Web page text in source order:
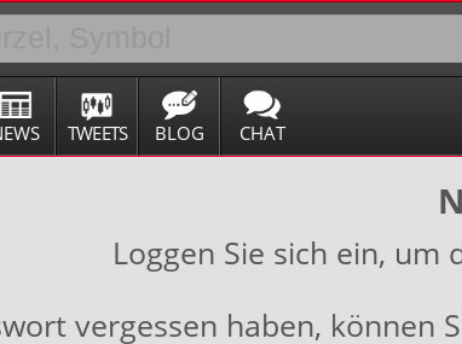
TWEETS BLOG CHAT
Loggen Sie sich ein, um
vergessen haben, können